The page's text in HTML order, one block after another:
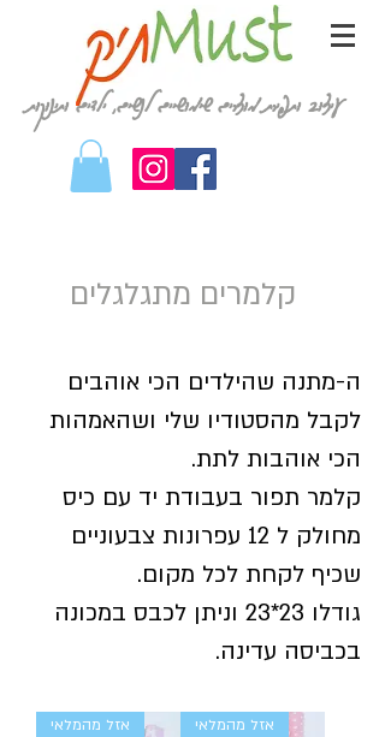
עיצוב ותפירת מוצרים שימושיים לנשים, ילדים ותינוקות
קלמרים מתגלגלים
ה-מתנה שהילדים הכי אוהבים
לקבל מהסטודיו שלי ושהאמהות
הכי אוהבות לתת.
קלמר תפור בעבודת יד עם כיס
מחולק ל 12 עפרונות צבעוניים
שכיף לקחת לכל מקום.
גודלו 23*23 וניתן לכבס במכונה
בכביסה עדינה.
אזל מהמלאי אזל מהמלאי